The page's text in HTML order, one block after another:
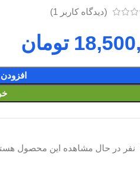
(دیدگاه کاربر 1
)
تومان
نفر در حال مشاهده این محصول